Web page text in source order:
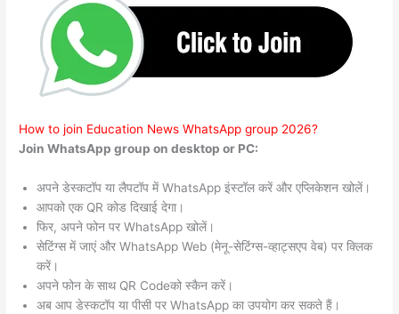
How to join Education News WhatsApp group 2026?
Join WhatsApp group on desktop or PC:
अपने डेस्कटॉप या लैपटॉप में WhatsApp इंस्टॉल करें और एप्लिकेशन खोलें।
आपको एक QR कोड दिखाई देगा।
फिर, अपने फोन पर WhatsApp खोलें।
सेटिंग्स में जाएं और WhatsApp Web (मेनू-सेटिंग्स-व्हाट्सएप वेब) पर क्लिक
करें।
अपने फोन के साथ QR Codeको स्कैन करें।
अब आप डेस्कटॉप या पीसी पर WhatsApp का उपयोग कर सकते हैं।